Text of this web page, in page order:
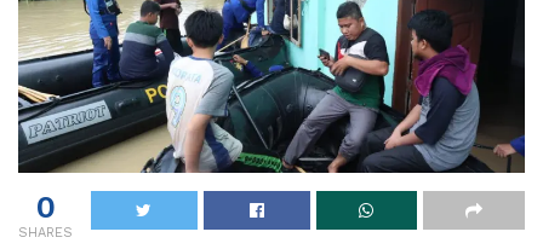
0
SHARES